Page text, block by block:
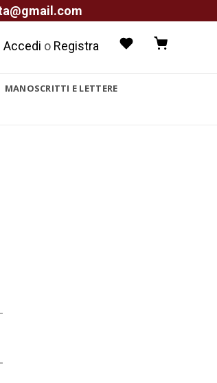
Accedi o Registra
MANOSCRITTI E LETTERE